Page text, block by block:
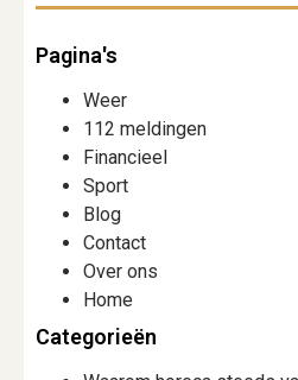
Pagina's
Weer
112 meldingen
Financieel
Sport
Blog
Contact
Over ons
Home
Categorieën